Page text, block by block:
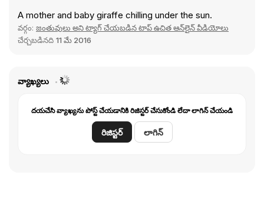
A mother and baby giraffe chilling under the sun.
వర్గం: జంతువులు అని ట్యాగ్ చేయబడిన టాప్ ఉచిత ఆన్‌లైన్ వీడియోలు
చేర్చబడినది 11 మే 2016
వ్యాఖ్యలు
దయచేసి వ్యాఖ్యను పోస్ట్ చేయడానికి రిజిస్టర్ చేసుకోండి లేదా లాగిన్ చేయండి
రిజిస్టర్ లాగిన్